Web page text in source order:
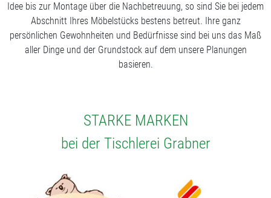
Idee bis zur Montage über die Nachbetreuung, so sind Sie bei jedem
Abschnitt Ihres Möbelstücks bestens betreut. Ihre ganz
persönlichen Gewohnheiten und Bedürfnisse sind bei uns das Maß
aller Dinge und der Grundstock auf dem unsere Planungen
basieren.
STARKE MARKEN
bei der Tischlerei Grabner